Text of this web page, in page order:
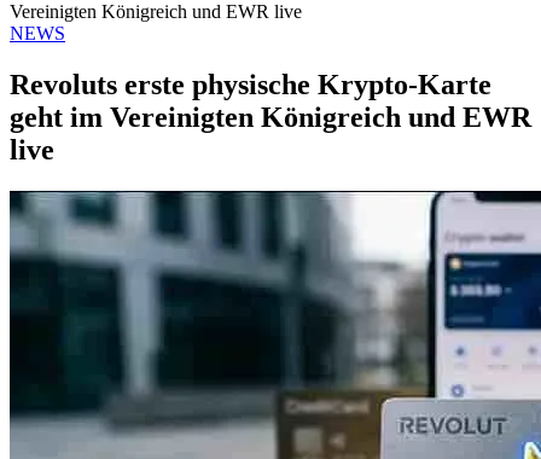
Vereinigten Königreich und EWR live
NEWS
Revoluts erste physische Krypto-Karte
geht im Vereinigten Königreich und EWR
live